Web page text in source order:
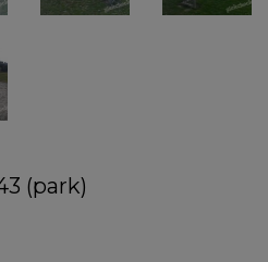
(park)